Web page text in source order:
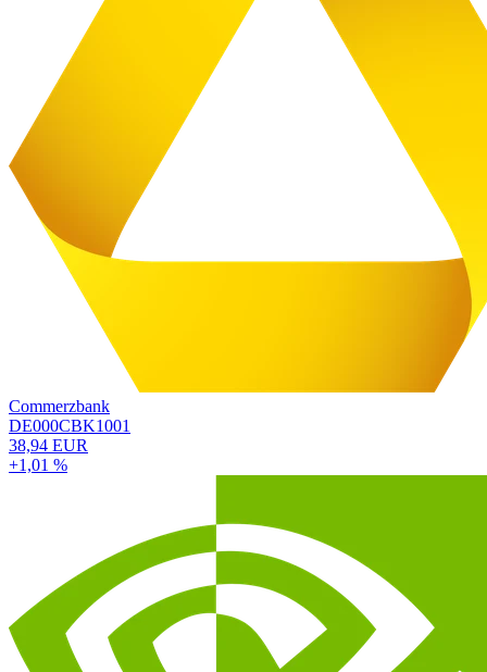
Commerzbank
DE000CBK1001
38,94 EUR
+1,01 %